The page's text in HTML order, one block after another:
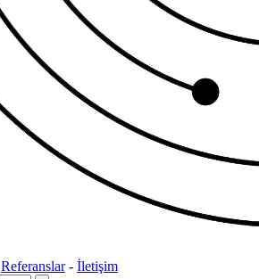
Referanslar - İletişim